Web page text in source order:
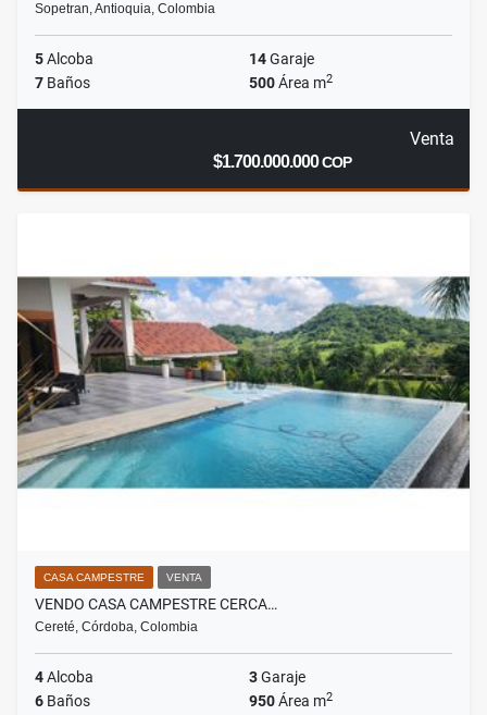
Sopetran, Antioquia, Colombia
5Alcoba 14Garaje
7 Baños 500Área m2
Venta
$1.700.000.000COP
CASA CAMPESTRE VENTA
VENDO CASA CAMPESTRE CERCA…
Cereté, Córdoba, Colombia
4Alcoba 3Garaje
6 Baños 950Área m2